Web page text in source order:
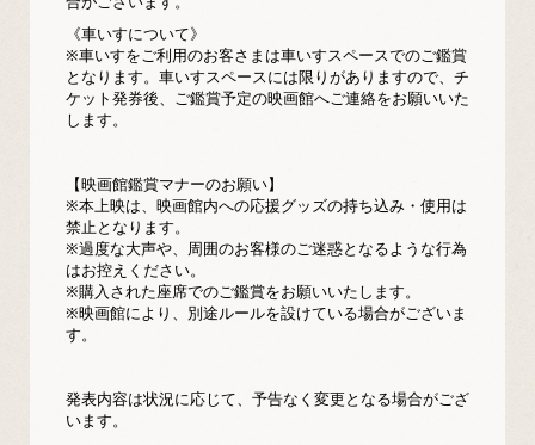
《車いすについて》
※車いすをご利用のお客さまは車いすスペースでのご鑑賞
となります。車いすスペースには限りがありますので、チ
ケット発券後、ご鑑賞予定の映画館へご連絡をお願いいた
します。
【映画館鑑賞マナーのお願い】
※本上映は、映画館内への応援グッズの持ち込み・使用は
禁止となります。
※過度な大声や、周囲のお客様のご迷惑となるような行為
はお控えください。
※購入された座席でのご鑑賞をお願いいたします。
※映画館により、別途ルールを設けている場合がございま
す。
発表内容は状況に応じて、予告なく変更となる場合がござ
います。